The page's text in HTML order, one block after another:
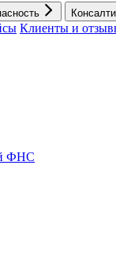
Клиенты и
ФНС